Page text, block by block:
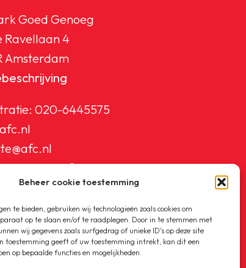
Beheer cookie toestemming
te bieden, gebruiken wij technologieën zoals cookies om
op te slaan en/of te raadplegen. Door in te stemmen met
wij gegevens zoals surfgedrag of unieke ID's op deze site
toestemming geeft of uw toestemming intrekt, kan dit een
op bepaalde functies en mogelijkheden.
Goed Genoeg
Ravellaan 4
Amsterdam
020-6445575